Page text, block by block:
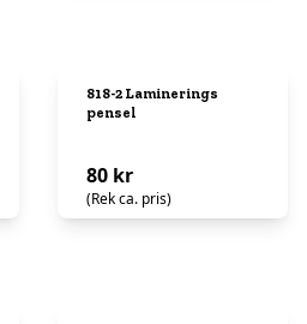
818-2 Laminerings
pensel
80 kr
(Rek ca. pris)